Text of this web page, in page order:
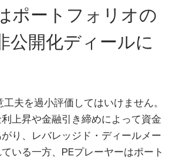
ポートフォリオの
公開化ディールに
夫を過小評価してはいけません。
上昇や金融引き締めによって資金
り、レバレッジド・ディールメー
いる一方、PEプレーヤーはポート